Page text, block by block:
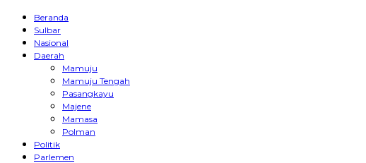
Beranda
Sulbar
Nasional
Daerah
Mamuju
Mamuju Tengah
Pasangkayu
Majene
Mamasa
Polman
Politik
Parlemen